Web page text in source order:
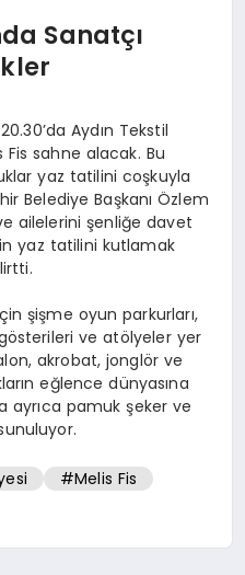
Sanatçı
Aydın Tekstil
Fis sahne alacak. Bu
yaz tatilini coşkuyla
Belediye Başkanı Özlem
ailelerini şenliğe davet
yaz tatilini kutlamak
şişme oyun parkurları,
ve atölyeler yer
akrobat, jonglör ve
eğlence dünyasına
ayrıca pamuk şeker ve
#Melis Fis